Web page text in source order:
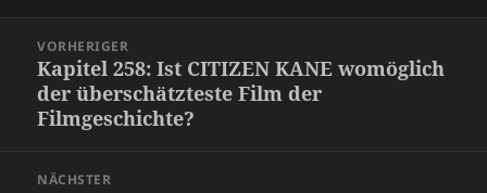
VORHERIGER
Vorheriger
Beitrag:
Kapitel 258: Ist CITIZEN KANE womöglich
der überschätzteste Film der
Filmgeschichte?
NÄCHSTER